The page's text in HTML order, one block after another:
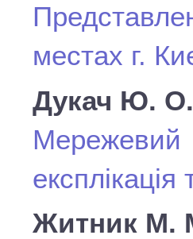
местах г.
Дукач Ю. О.
Мережевий
експлікація
Житник М.